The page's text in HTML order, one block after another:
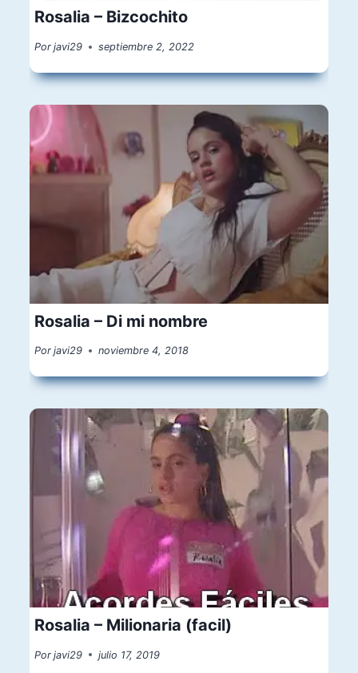
Rosalia – Bizcochito
Por javi29 septiembre 2, 2022
Rosalia – Di mi nombre
Por javi29 noviembre 4, 2018
Rosalia – Milionaria (facil)
Por javi29 julio 17, 2019